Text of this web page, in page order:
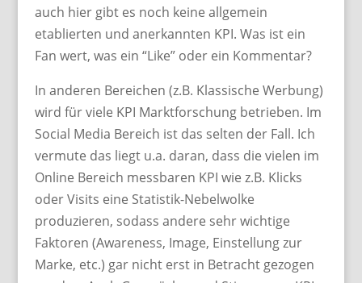
auch hier gibt es noch keine allgemein
etablierten und anerkannten KPI. Was ist ein
Fan wert, was ein “Like” oder ein Kommentar?
In anderen Bereichen (z.B. Klassische Werbung)
wird für viele KPI Marktforschung betrieben. Im
Social Media Bereich ist das selten der Fall. Ich
vermute das liegt u.a. daran, dass die vielen im
Online Bereich messbaren KPI wie z.B. Klicks
oder Visits eine Statistik-Nebelwolke
produzieren, sodass andere sehr wichtige
Faktoren (Awareness, Image, Einstellung zur
Marke, etc.) gar nicht erst in Betracht gezogen